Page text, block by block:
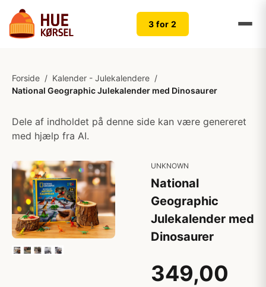
3 for 2
Forside / Kalender - Julekalendere /
National Geographic Julekalender med Dinosaurer
Dele af indholdet på denne side kan være genereret
med hjælp fra AI.
UNKNOWN
National
Geographic
Julekalender med
Dinosaurer
349,00